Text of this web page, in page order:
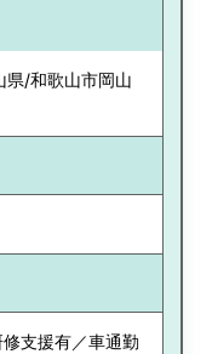
県/和歌山市岡山
支援有／車通勤